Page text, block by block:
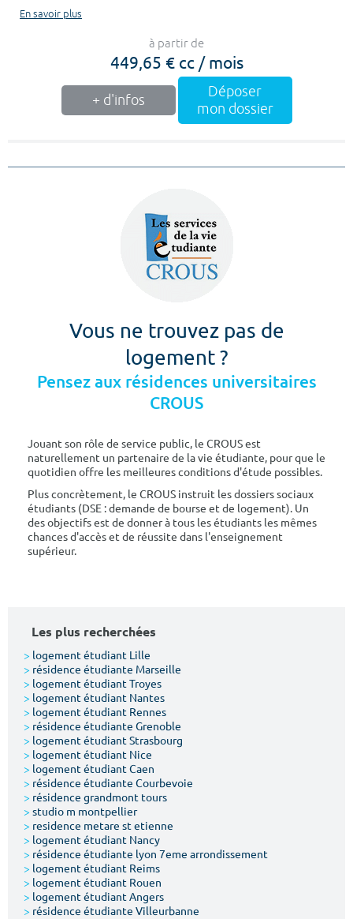
En savoir plus
à partir de
449,65 € cc / mois
+ d'infos
Déposer
mon dossier
Vous ne trouvez pas de
logement ?
Pensez aux résidences universitaires
CROUS
Jouant son rôle de service public, le CROUS est
naturellement un partenaire de la vie étudiante, pour que le
quotidien offre les meilleures conditions d'étude possibles.
Plus concrètement, le CROUS instruit les dossiers sociaux
étudiants (DSE : demande de bourse et de logement). Un
des objectifs est de donner à tous les étudiants les mêmes
chances d'accès et de réussite dans l'enseignement
supérieur.
Les plus recherchées
> logement étudiant Lille
> résidence étudiante Marseille
> logement étudiant Troyes
> logement étudiant Nantes
> logement étudiant Rennes
> résidence étudiante Grenoble
> logement étudiant Strasbourg
> logement étudiant Nice
> logement étudiant Caen
> résidence étudiante Courbevoie
> résidence grandmont tours
> studio m montpellier
> residence metare st etienne
> logement étudiant Nancy
> résidence étudiante lyon 7eme arrondissement
> logement étudiant Reims
> logement étudiant Rouen
> logement étudiant Angers
> résidence étudiante Villeurbanne